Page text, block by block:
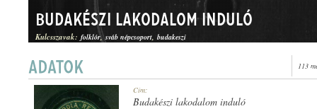
INDULÓ
Budakészi lakodalom induló
Kulcsszavak: folklór sváb népcsoport budakeszi
113
Cím:
Budakészi lakodalom induló